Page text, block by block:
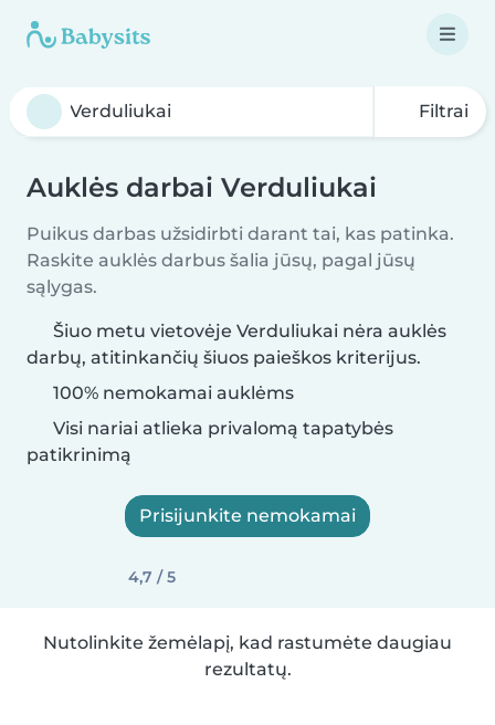
Filtrai
Auklės darbai Verduliukai
Puikus darbas užsidirbti darant tai, kas patinka.
Raskite auklės darbus šalia jūsų, pagal jūsų
sąlygas.
Šiuo metu vietovėje Verduliukai nėra auklės
darbų, atitinkančių šiuos paieškos kriterijus.
100% nemokamai auklėms
Visi nariai atlieka privalomą tapatybės
patikrinimą
Prisijunkite nemokamai
4,7 / 5
Nutolinkite žemėlapį, kad rastumėte daugiau
rezultatų.